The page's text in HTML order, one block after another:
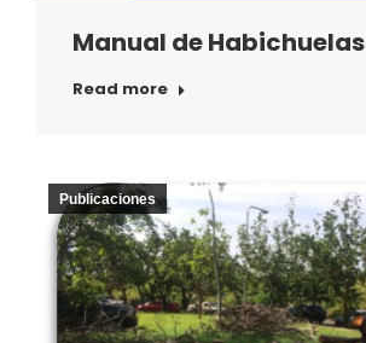
Manual de Habichuelas
Read more
Publicaciones